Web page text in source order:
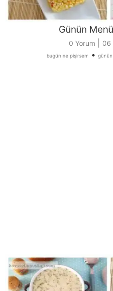
Günün
0 Yorum 06
bugün ne pişirsem •